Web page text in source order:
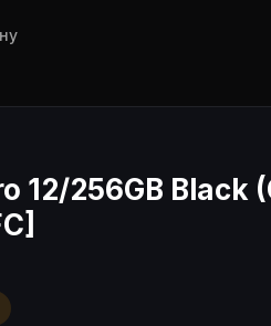
12/256GB Black